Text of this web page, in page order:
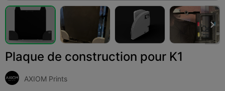

Plaque de construction pour K1
AXIOM Prints